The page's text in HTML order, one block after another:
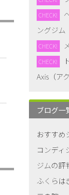
CHECK!
ングジム
CHECK!
CHECK!
Axis（ア
ブログ一
おすすめ
コンディ
ジムの評
ふくらは